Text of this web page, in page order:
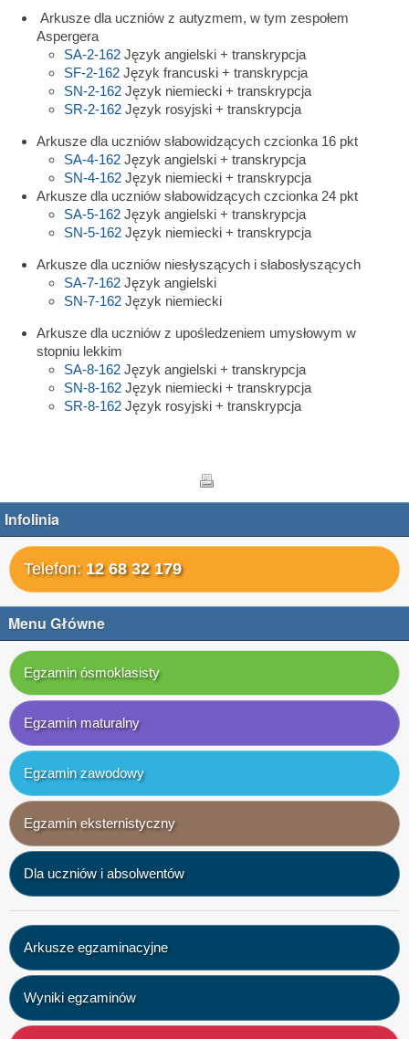
Arkusze dla uczniów z autyzmem, w tym zespołem
Aspergera
SA-2-162 Język angielski + transkrypcja
SF-2-162 Język francuski + transkrypcja
SN-2-162 Język niemiecki + transkrypcja
SR-2-162 Język rosyjski + transkrypcja
Arkusze dla uczniów słabowidzących czcionka 16 pkt
SA-4-162 Język angielski + transkrypcja
SN-4-162 Język niemiecki + transkrypcja
Arkusze dla uczniów słabowidzących czcionka 24 pkt
SA-5-162 Język angielski + transkrypcja
SN-5-162 Język niemiecki + transkrypcja
Arkusze dla uczniów niesłyszących i słabosłyszących
SA-7-162 Język angielski
SN-7-162 Język niemiecki
Arkusze dla uczniów z upośledzeniem umysłowym w
stopniu lekkim
SA-8-162 Język angielski + transkrypcja
SN-8-162 Język niemiecki + transkrypcja
SR-8-162 Język rosyjski + transkrypcja
Infolinia
Telefon: 12 68 32 179
Menu Główne
Egzamin ósmoklasisty
Egzamin maturalny
Egzamin zawodowy
Egzamin eksternistyczny
Dla uczniów i absolwentów
Arkusze egzaminacyjne
Wyniki egzaminów